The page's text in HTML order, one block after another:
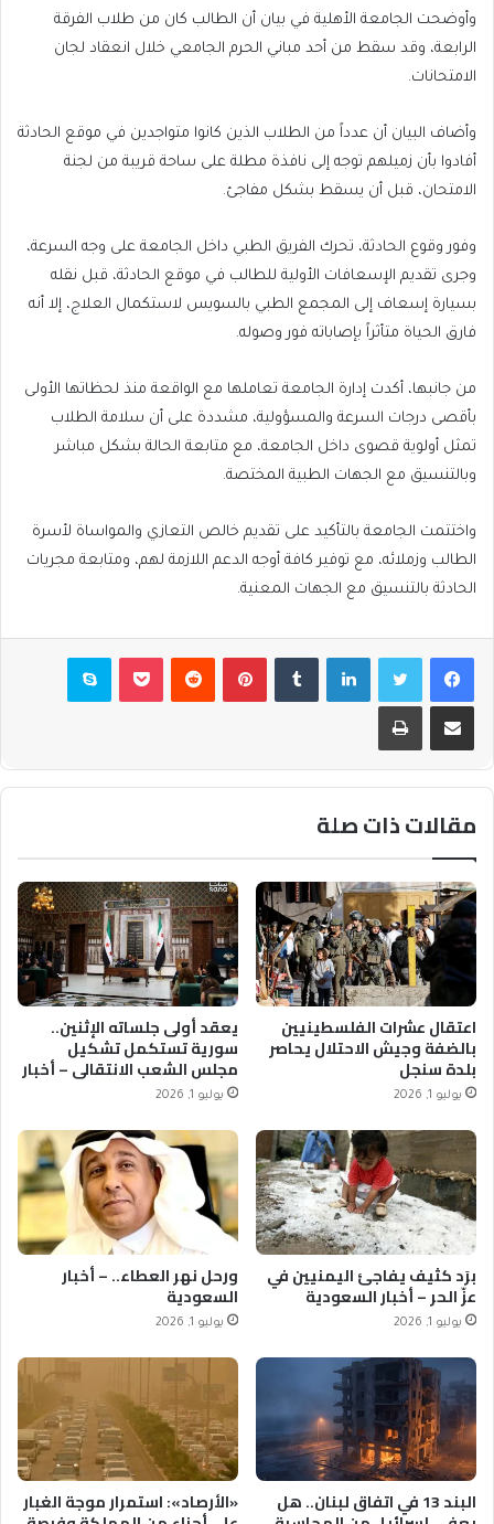
وأوضحت الجامعة الأهلية في بيان أن الطالب كان من طلاب الفرقة
الرابعة، وقد سقط من أحد مباني الحرم الجامعي خلال انعقاد لجان
الامتحانات.
وأضاف البيان أن عدداً من الطلاب الذين كانوا متواجدين في موقع الحادثة
أفادوا بأن زميلهم توجه إلى نافذة مطلة على ساحة قريبة من لجنة
الامتحان، قبل أن يسقط بشكل مفاجئ.
وفور وقوع الحادثة، تحرك الفريق الطبي داخل الجامعة على وجه السرعة،
وجرى تقديم الإسعافات الأولية للطالب في موقع الحادثة، قبل نقله
بسيارة إسعاف إلى المجمع الطبي بالسويس لاستكمال العلاج، إلا أنه
فارق الحياة متأثراً بإصاباته فور وصوله.
من جانبها، أكدت إدارة الجامعة تعاملها مع الواقعة منذ لحظاتها الأولى
بأقصى درجات السرعة والمسؤولية، مشددة على أن سلامة الطلاب
تمثل أولوية قصوى داخل الجامعة، مع متابعة الحالة بشكل مباشر
وبالتنسيق مع الجهات الطبية المختصة.
واختتمت الجامعة بالتأكيد على تقديم خالص التعازي والمواساة لأسرة
الطالب وزملائه، مع توفير كافة أوجه الدعم اللازمة لهم، ومتابعة مجريات
الحادثة بالتنسيق مع الجهات المعنية.
فيسبوكتويتر لينكدإن بينتيريست بوكيت سكايب
مشاركة عبر البريد طباعة
مقالات ذات صلة
اعتقال عشرات الفلسطينيين
بالضفة وجيش الاحتلال يحاصر
بلدة سنجل
يوليو 1, 2026
يعقد أولى جلساته الإثنين..
سورية تستكمل تشكيل
مجلس الشعب الانتقالي – أخبار
السعودية
يوليو 1, 2026
برَد كثيف يفاجئ اليمنيين في
عزّ الحر – أخبار السعودية
يوليو 1, 2026
ورحل نهر العطاء.. – أخبار
السعودية
يوليو 1, 2026
البند 13 في اتفاق لبنان.. هل «الأرصاد»: استمرار موجة الغبار